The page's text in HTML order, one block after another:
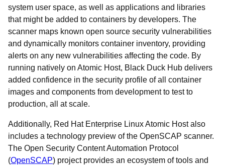
system user space, as well as applications and libraries
that might be added to containers by developers. The
scanner maps known open source security vulnerabilities
and dynamically monitors container inventory, providing
alerts on any new vulnerabilities affecting the code. By
running natively on Atomic Host, Black Duck Hub delivers
added confidence in the security profile of all container
images and components from development to test to
production, all at scale.
Additionally, Red Hat Enterprise Linux Atomic Host also
includes a technology preview of the OpenSCAP scanner.
The Open Security Content Automation Protocol
(OpenSCAP) project provides an ecosystem of tools and